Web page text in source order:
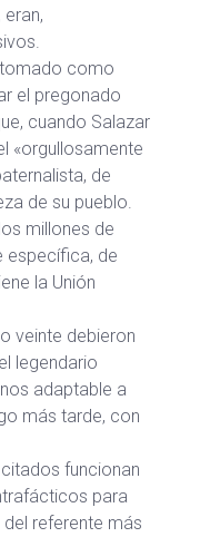
como
el pregonado
cuando Salazar
«orgullosamente
de
de su pueblo.
millones de
específica, de
la Unión
veinte debieron
legendario
adaptable a
más tarde, con
funcionan
para
referente más